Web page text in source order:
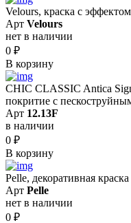
Velours, краска с
Арт Velours
нет в наличии
0 ₽
В корзину
CHIC CLASSIC Antica
покритие с
Арт 12.13F
в наличии
0 ₽
В корзину
Pelle, декоративная
Арт Pelle
нет в наличии
0 ₽